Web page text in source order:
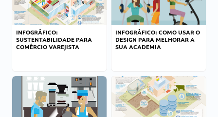
INFOGRÁFICO:
SUSTENTABILIDADE PARA
COMÉRCIO VAREJISTA
INFOGRÁFICO: COMO USAR O
DESIGN PARA MELHORAR A
SUA ACADEMIA